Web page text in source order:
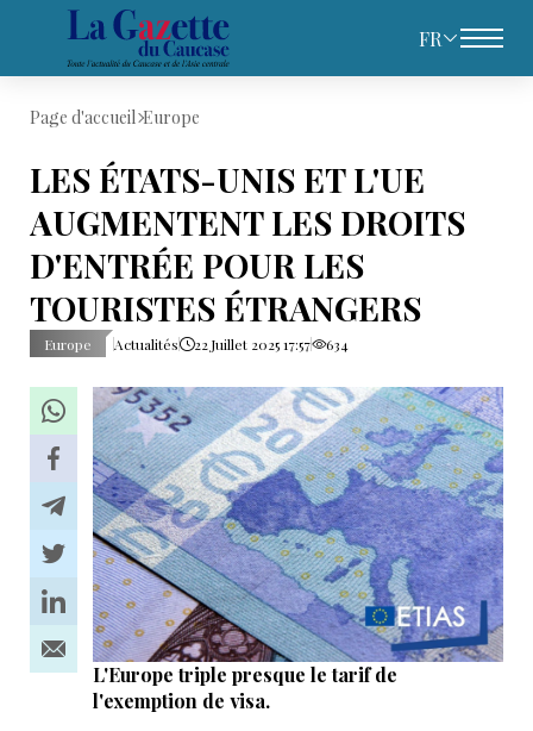
FR
Page d'accueil Europe
LES ÉTATS-UNIS ET L'UE
AUGMENTENT LES DROITS
D'ENTRÉE POUR LES
TOURISTES ÉTRANGERS
Europe Actualités 22 Juillet 2025 17:57 634
L'Europe triple presque le tarif de
l'exemption de visa.